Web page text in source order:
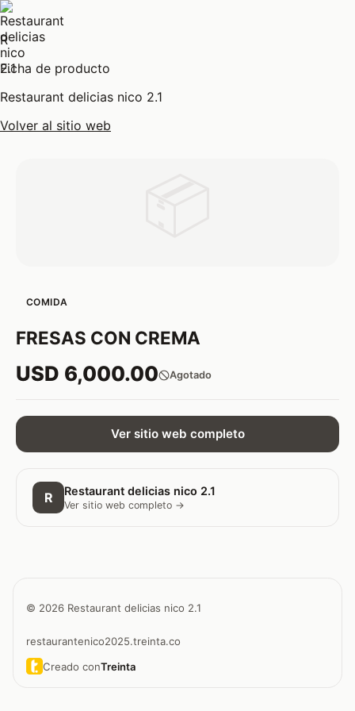
R
Ficha de producto
Restaurant delicias nico 2.1
Volver al sitio web
COMIDA
FRESAS CON CREMA
USD 6,000.00 Agotado
Ver sitio web completo
R Restaurant delicias nico 2.1
Ver sitio web completo →
© 2026 Restaurant delicias nico 2.1
restaurantenico2025.treinta.co
Creado conTreinta